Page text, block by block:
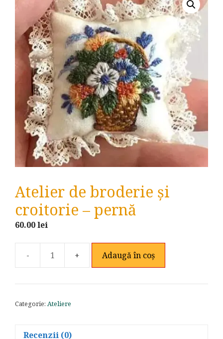
Atelier de broderie și
croitorie – pernă
60.00lei
Cantitate
de
Adaugă în coș
Categorie: Ateliere
Recenzii (0)